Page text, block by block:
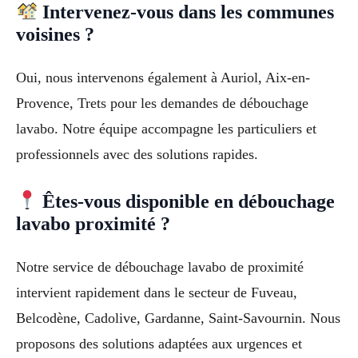
Intervenez-vous dans les communes
voisines ?
Oui, nous intervenons également à Auriol, Aix-en-
Provence, Trets pour les demandes de débouchage
lavabo. Notre équipe accompagne les particuliers et
professionnels avec des solutions rapides.
Êtes-vous disponible en débouchage
lavabo proximité ?
Notre service de débouchage lavabo de proximité
intervient rapidement dans le secteur de Fuveau,
Belcodène, Cadolive, Gardanne, Saint-Savournin. Nous
proposons des solutions adaptées aux urgences et